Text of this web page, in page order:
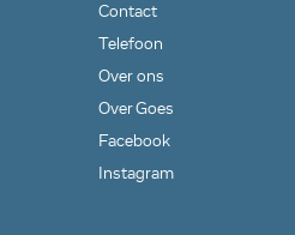
Contact
Telefoon
Over ons
Over Goes
Facebook
Instagram